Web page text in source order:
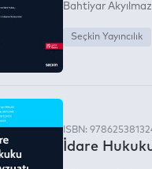
Bahtiyar Akyılmaz
Seçkin Yayıncılık
ISBN:
İdare